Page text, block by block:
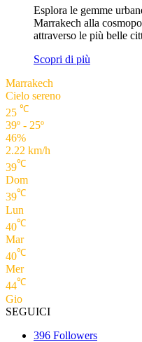
Esplora le gemme
Marrakech alla
attraverso le più belle
Scopri di più
Marrakech
Cielo sereno
25 ℃
39º - 25º
46%
2.22 km/h
39℃
Dom
39℃
Lun
40℃
Mar
40℃
Mer
44℃
Gio
SEGUICI
396 Followers